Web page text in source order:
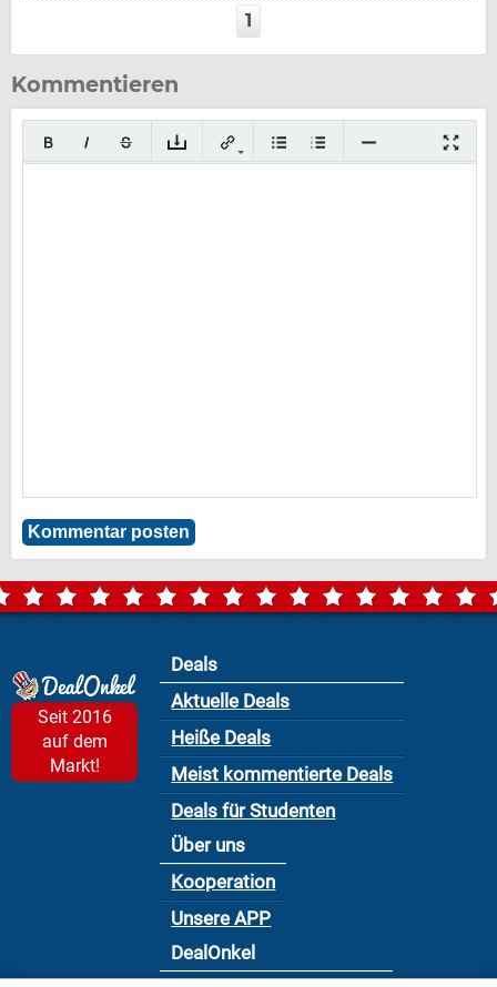
1
Kommentieren
Seit 2016
auf dem
Markt!
Deals
Aktuelle Deals
Heiße Deals
Meist kommentierte Deals
Deals für Studenten
Über uns
Kooperation
Unsere APP
DealOnkel